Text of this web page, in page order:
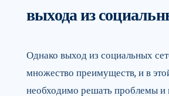
выхода из
Однако выход из социальных
множество преимуществ, и в
необходимо решать проблемы и